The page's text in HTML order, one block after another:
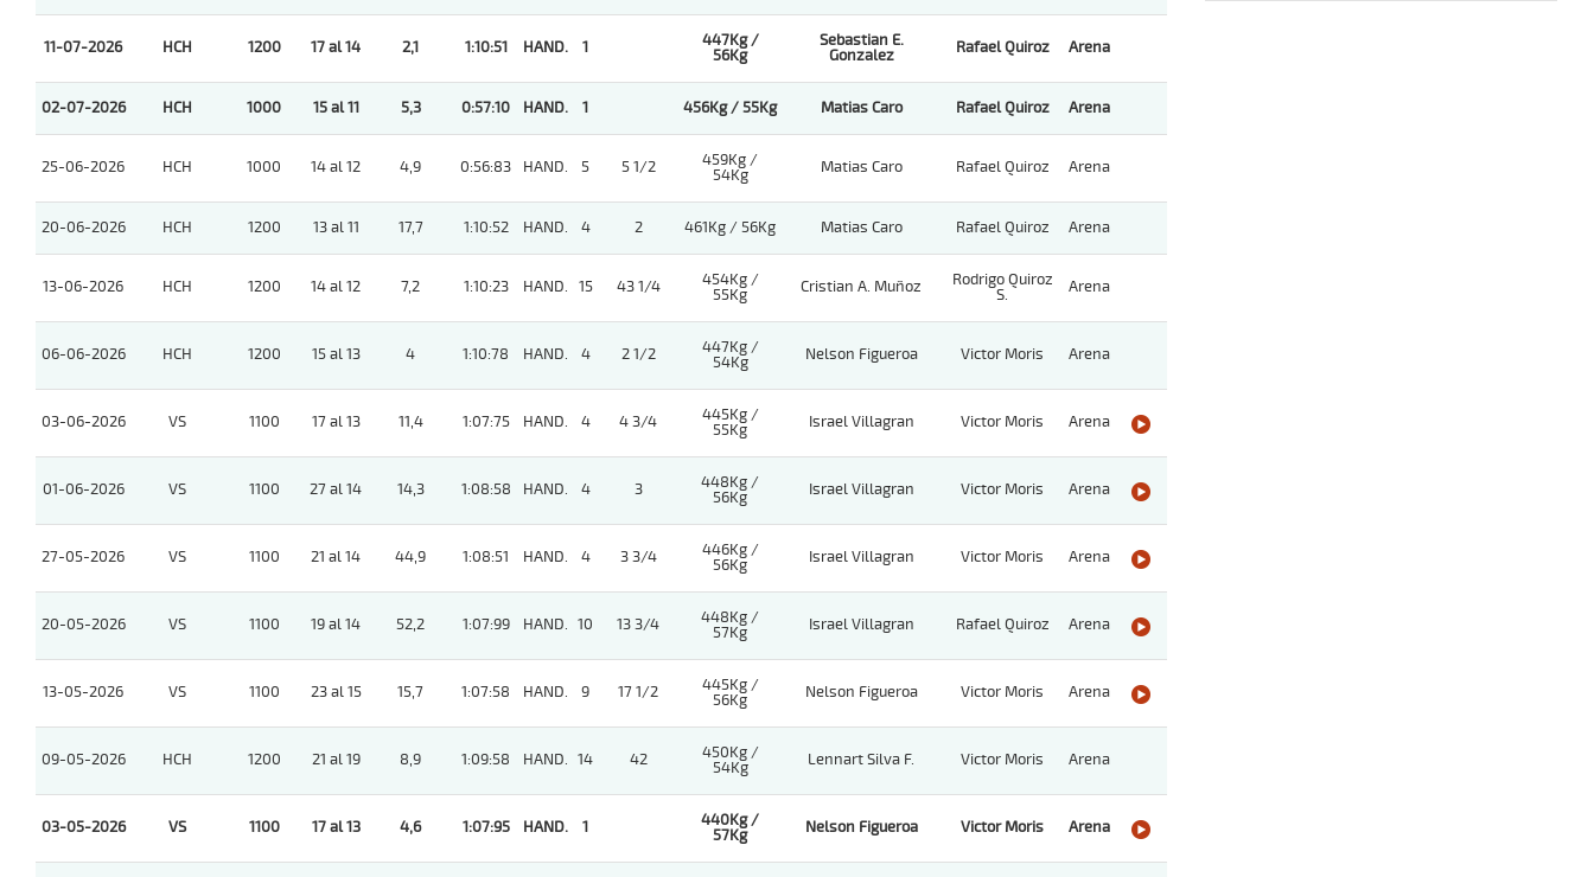
11-07-2026 HCH 1200 17 al 14 2,1 1:10:51 HAND. 1
447Kg /
56Kg
Sebastian E.
Gonzalez
Rafael Quiroz Arena
02-07-2026 HCH 1000 15 al 11 5,3 0:57:10 HAND. 1 456Kg / 55Kg Matias Caro Rafael Quiroz Arena
25-06-2026 HCH 1000 14 al 12 4,9 0:56:83 HAND. 5 5 1/2
459Kg /
54Kg
Matias Caro Rafael Quiroz Arena
20-06-2026 HCH 1200 13 al 11 17,7 1:10:52 HAND. 4 2 461Kg / 56Kg Matias Caro Rafael Quiroz Arena
13-06-2026 HCH 1200 14 al 12 7,2 1:10:23 HAND. 15 43 1/4
454Kg /
55Kg
Cristian A. Muñoz
Rodrigo Quiroz
S.
Arena
06-06-2026 HCH 1200 15 al 13 4 1:10:78 HAND. 4 2 1/2
447Kg /
54Kg
Nelson Figueroa Victor Moris Arena
03-06-2026 VS 1100 17 al 13 11,4 1:07:75 HAND. 4 4 3/4
445Kg /
55Kg
Israel Villagran Victor Moris Arena
01-06-2026 VS 1100 27 al 14 14,3 1:08:58 HAND. 4 3
448Kg /
56Kg
Israel Villagran Victor Moris Arena
27-05-2026 VS 1100 21 al 14 44,9 1:08:51 HAND. 4 3 3/4
446Kg /
56Kg
Israel Villagran Victor Moris Arena
20-05-2026 VS 1100 19 al 14 52,2 1:07:99 HAND. 10 13 3/4
448Kg /
57Kg
Israel Villagran Rafael Quiroz Arena
13-05-2026 VS 1100 23 al 15 15,7 1:07:58 HAND. 9 17 1/2
445Kg /
56Kg
Nelson Figueroa Victor Moris Arena
09-05-2026 HCH 1200 21 al 19 8,9 1:09:58 HAND. 14 42
450Kg /
54Kg
Lennart Silva F. Victor Moris Arena
03-05-2026 VS 1100 17 al 13 4,6 1:07:95 HAND. 1
440Kg /
57Kg
Nelson Figueroa Victor Moris Arena